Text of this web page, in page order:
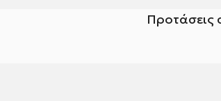
Προτάσεις